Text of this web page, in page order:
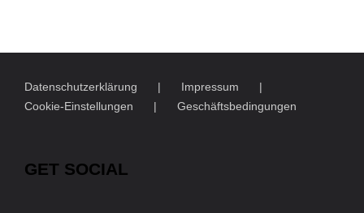
Datenschutzerklärung
Impressum
Cookie-Einstellungen
Geschäftsbedingungen
GET SOCIAL